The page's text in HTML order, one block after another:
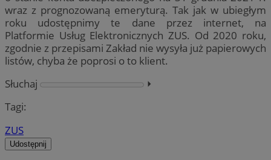
wraz z prognozowaną emeryturą. Tak jak w ubiegłym
roku udostępnimy te dane przez internet, na
Platformie Usług Elektronicznych ZUS. Od 2020 roku,
zgodnie z przepisami Zakład nie wysyła już papierowych
listów, chyba że poprosi o to klient.
Słuchaj
⏵︎
Tagi:
ZUS
Udostępnij